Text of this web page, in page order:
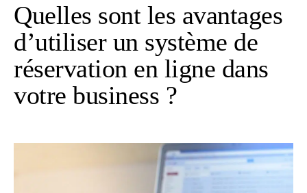
Quelles sont les avantages
d’utiliser un système de
réservation en ligne dans
votre business ?